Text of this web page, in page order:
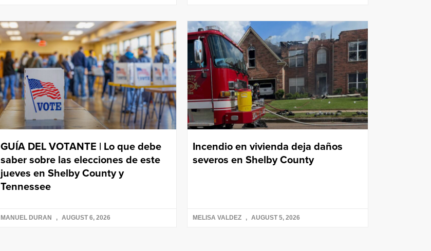
GUÍA DEL VOTANTE | Lo que debe
saber sobre las elecciones de este
jueves en Shelby County y
Tennessee
MANUEL DURAN AUGUST 6, 2026
Incendio en vivienda deja daños
severos en Shelby County
MELISA VALDEZ AUGUST 5, 2026